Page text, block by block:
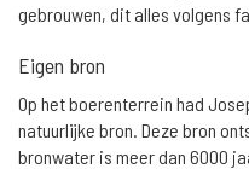
gebrouwen, dit alles volgens
Eigen bron
Op het boerenterrein had
natuurlijke bron. Deze bron
bronwater is meer dan 6000